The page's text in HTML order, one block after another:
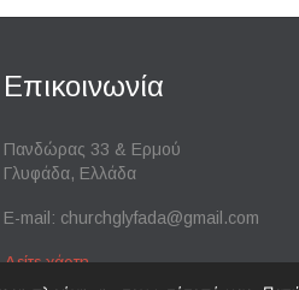
Επικοινωνία
Πανδώρας 33 & Ερμού
Γλυφάδα, Ελλάδα
E-mail: churchglyfada@gmail.com
Δείτε χάρτη→